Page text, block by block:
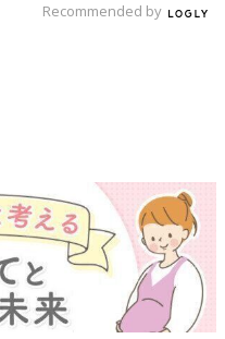
Recommended by
るものも】妊婦の感染症対策